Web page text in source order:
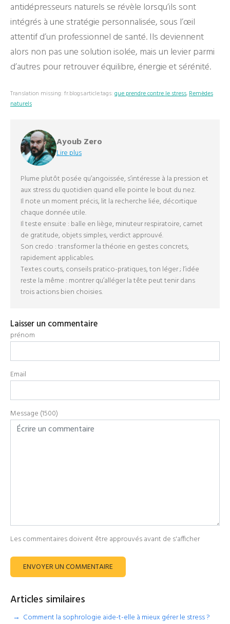
antidépresseurs naturels se révèle lorsqu’ils sont
intégrés à une stratégie personnalisée, sous l’œil
attentif d’un professionnel de santé. Ils deviennent
alors non pas une solution isolée, mais un levier parmi
d’autres pour retrouver équilibre, énergie et sérénité.
Translation missing: fr.blogs.article.tags: que prendre contre le stress,Remèdes
naturels
Ayoub Zero
Lire plus
Plume plutôt posée qu’angoissée, s’intéresse à la pression et
aux stress du quotidien quand elle pointe le bout du nez.
Il note un moment précis, lit la recherche liée, décortique
chaque donnée utile.
Il teste ensuite : balle en liège, minuteur respiratoire, carnet
de gratitude, objets simples, verdict approuvé.
Son credo : transformer la théorie en gestes concrets,
rapidement applicables.
Textes courts, conseils pratico-pratiques, ton léger ; l’idée
reste la même : montrer qu’alléger la tête peut tenir dans
trois actions bien choisies.
Laisser un commentaire
prénom
Email
Message (1500)
Les commentaires doivent être approuvés avant de s'afficher
ENVOYER UN COMMENTAIRE
Articles similaires
Comment la sophrologie aide-t-elle à mieux gérer le stress ?